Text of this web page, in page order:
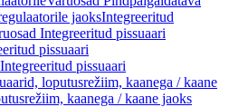
jaoksIntegreeritud
Integreeritud pissuaari
pissuaari
pissuaari
loputusrežiim, kaanega / kaane
kaanega / kaane jaoks